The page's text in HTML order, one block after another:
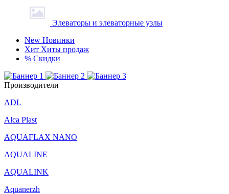
Элеваторы и элеваторные узлы
New Новинки
Хит Хиты продаж
% Скидки
Производители
ADL
Alca Plast
AQUAFLAX NANO
AQUALINE
AQUALINK
Aquanerzh